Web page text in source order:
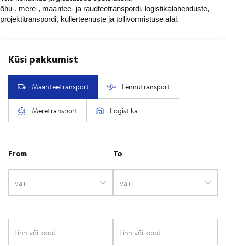
õhu-, mere-, maantee- ja raudteetranspordi, logistikalahenduste,
projektitranspordi, kullerteenuste ja tollivormistuse alal.